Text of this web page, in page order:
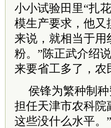
小小试验田里“扎
模生产要求，他又
来说，就相当于用
粉。”陈正武介绍
来要省工多了，农
侯锋为繁种制
担任天津市农科院
这些没什么水平。